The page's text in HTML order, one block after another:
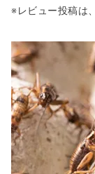
※レビュー投稿は